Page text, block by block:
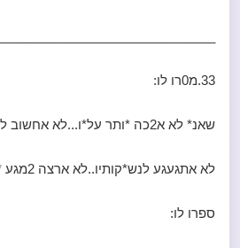
33.מ0רו לו:
שאנ* לא א2כה *ותר על*ו...לא אחשוב לרגע על שפת*ו!
לא אתגעגע לנש*קותיו..לא ארצה 2מגע *ד*ו!
ספרו לו: